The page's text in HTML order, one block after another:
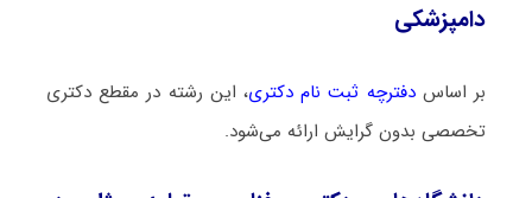
داﻣﭙﺰشکی
بر اساسدفترچه ثبت نام دکتری، این رشته در مقطع دکتری
تخصصی بدون گرایش ارائه می‌شود.